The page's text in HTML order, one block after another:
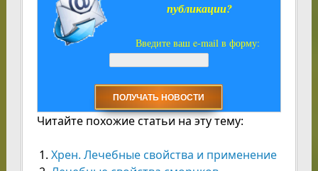
публикации?
Введите ваш e-mail в форму:
Читайте похожие статьи на эту тему:
Хрен. Лечебные свойства и применение